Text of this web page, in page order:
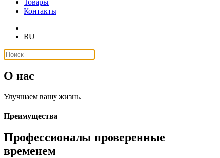
Товары
Контакты
RU
О нас
Улучшаем вашу жизнь.
Преимущества
Профессионалы проверенные
временем